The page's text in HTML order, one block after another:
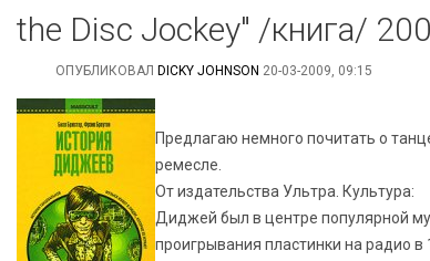
the Disc Jockey" /книга/
ОПУБЛИКОВАЛ DICKY JOHNSON 20-03-2009, 09:15
Предлагаю немного почитать о
ремесле.
От издательства Ультра. Культура:
Диджей был в центре популярной
проигрывания пластинки на радио в